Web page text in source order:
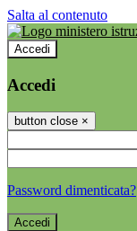
Salta al contenuto
Accedi
Accedi
button close ×
Password dimenticata?